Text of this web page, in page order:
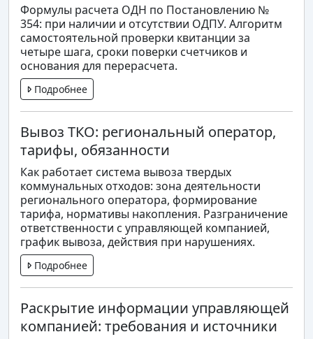
Формулы расчета ОДН по Постановлению №
354: при наличии и отсутствии ОДПУ. Алгоритм
самостоятельной проверки квитанции за
четыре шага, сроки поверки счетчиков и
основания для перерасчета.
Подробнее
Вывоз ТКО: региональный оператор,
тарифы, обязанности
Как работает система вывоза твердых
коммунальных отходов: зона деятельности
регионального оператора, формирование
тарифа, нормативы накопления. Разграничение
ответственности с управляющей компанией,
график вывоза, действия при нарушениях.
Подробнее
Раскрытие информации управляющей
компанией: требования и источники